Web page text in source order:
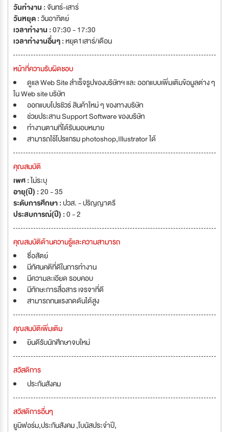
วันทำงาน :จันทร์-เสาร์
วันหยุด :วันอาทิตย์
เวลาทำงาน :07:30 - 17:30
เวลาทำงานอื่นๆ :หยุด1เสาร์/เดือน
หน้าที่ความรับผิดชอบ
ดูแล Web Site สำเร็จรูปของบริษัทฯ และ ออกแบบเพิ่มเติมข้อมูลต่าง ๆ
ใน Web site บริษัท
ออกแบบโปรชัวร์ สินค้าใหม่ ๆ ของทางบริษัท
ช่วยประสาน Support Software ของบริษัท
ทำงานตามที่ได้รับมอบหมาย
สามารถใช้โปรแกรม photoshop,Illustrator ได้
คุณสมบัติ
เพศ :ไม่ระบุ
อายุ(ปี) :20 - 35
ระดับการศึกษา :ปวส. - ปริญญาตรี
ประสบการณ์(ปี) :0 - 2
คุณสมบัติด้านความรู้และความสามารถ
ซื่อสัตย์
มีทัศนคติที่ดีในการทำงาน
มีความละเอียด รอบคอบ
มีทักษะการสื่อสาร เจรจาที่ดี
สามารถทนแรงกดดันได้สูง
คุณสมบัติเพิ่มเติม
ยินดีรับนักศึกษาจบใหม่
สวัสดิการ
ประกันสังคม
สวัสดิการอื่นๆ
ยูนิฟอร์ม,ประกันสังคม ,โบนัสประจำปี,